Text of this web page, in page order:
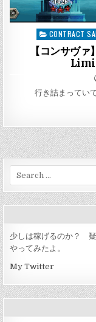
Posted
in
CONTRACT
【コンサヴ
行き詰まってい
Search
for:
少しは稼げるのか？
やってみたよ。
My Twitter